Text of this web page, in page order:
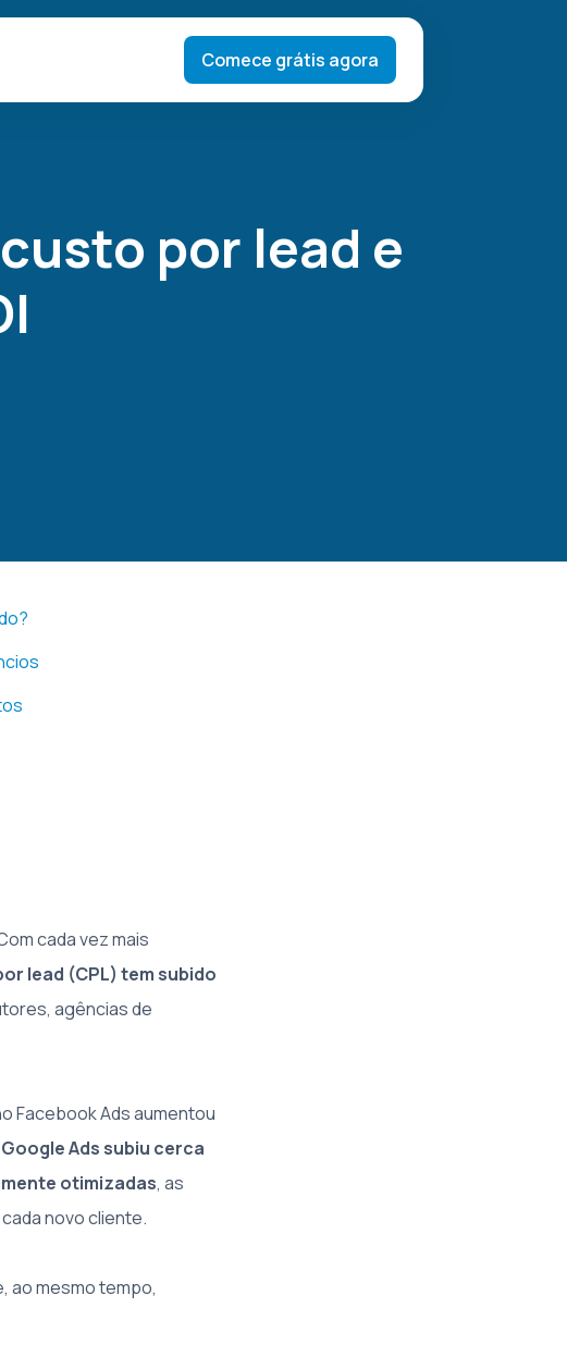
Comece grátis agora
por lead e
cada vez mais
lead (CPL) tem subido
agências de
Facebook Ads aumentou
Google Ads subiu cerca
otimizadas, as
novo cliente.
ao mesmo tempo,